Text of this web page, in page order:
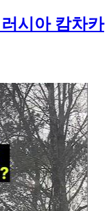
시아 캄차카